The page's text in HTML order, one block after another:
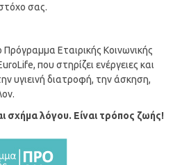
σας.
Εταιρικής Κοινωνικής
που στηρίζει ενέργειες και
υγιεινή διατροφή, την άσκηση,
σχήμα λόγου. Είναι τρόπος ζωής!